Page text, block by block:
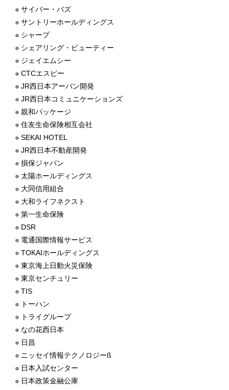
サイバー・バズ
サントリーホールディングス
シャープ
シェアリング・ビューティー
ジェイエムシー
CTCエスピー
JR西日本アーバン開発
JR西日本コミュニケーションズ
親和パッケージ
住友生命保険相互会社
SEKAI HOTEL
JR西日本不動産開発
損保ジャパン
太陽ホールディングス
大同信用組合
大和ライフネクスト
第一生命保険
DSR
電通国際情報サービス
TOKAIホールディングス
東京海上日動火災保険
東京センチュリー
TIS
トーハン
トライグループ
なの花西日本
日昌
ニッセイ情報テクノロジーß
日本入試センター
日本政策金融公庫